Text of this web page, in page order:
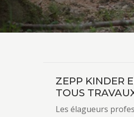
ZEPP KINDER
TOUS
Les élagueurs